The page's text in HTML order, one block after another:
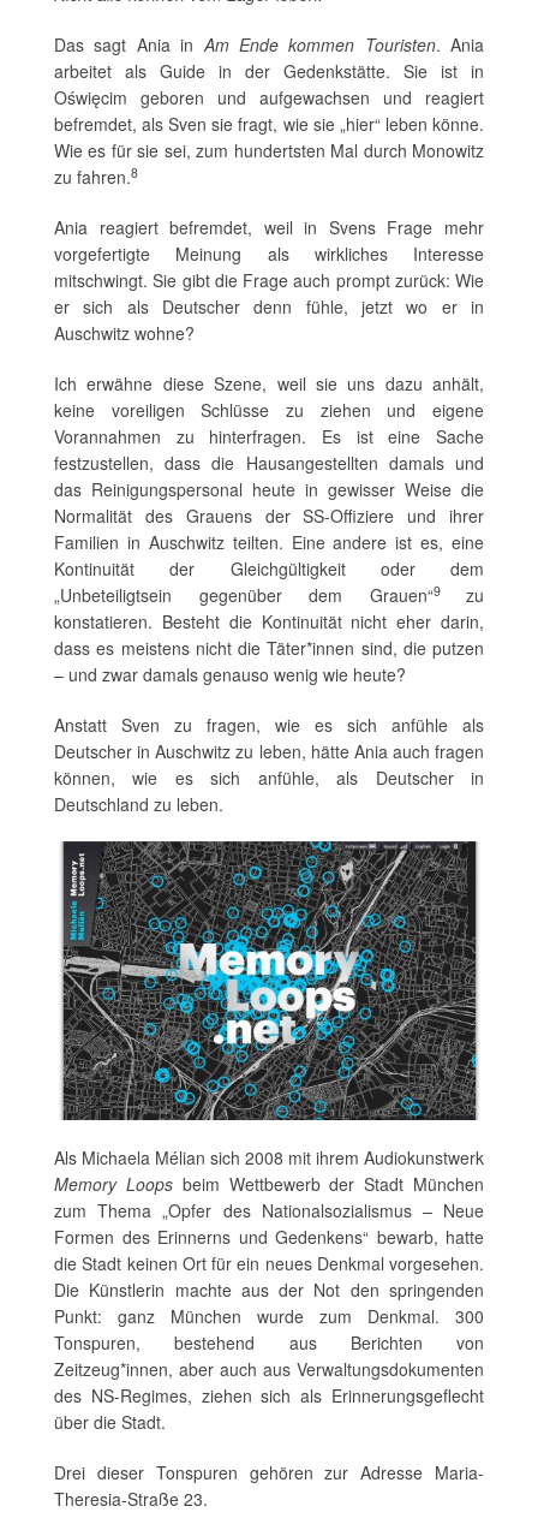
Das sagt Ania in Am Ende kommen Touristen. Ania
arbeitet als Guide in der Gedenkstätte. Sie ist in
Oświęcim geboren und aufgewachsen und reagiert
befremdet, als Sven sie fragt, wie sie „hier“ leben könne.
Wie es für sie sei, zum hundertsten Mal durch Monowitz
zu fahren.8
Ania reagiert befremdet, weil in Svens Frage mehr
vorgefertigte Meinung als wirkliches Interesse
mitschwingt. Sie gibt die Frage auch prompt zurück: Wie
er sich als Deutscher denn fühle, jetzt wo er in
Auschwitz wohne?
Ich erwähne diese Szene, weil sie uns dazu anhält,
keine voreiligen Schlüsse zu ziehen und eigene
Vorannahmen zu hinterfragen. Es ist eine Sache
festzustellen, dass die Hausangestellten damals und
das Reinigungspersonal heute in gewisser Weise die
Normalität des Grauens der SS-Offiziere und ihrer
Familien in Auschwitz teilten. Eine andere ist es, eine
Kontinuität der Gleichgültigkeit oder dem
„Unbeteiligtsein gegenüber dem Grauen“9 zu
konstatieren. Besteht die Kontinuität nicht eher darin,
dass es meistens nicht die Täter*innen sind, die putzen
– und zwar damals genauso wenig wie heute?
Anstatt Sven zu fragen, wie es sich anfühle als
Deutscher in Auschwitz zu leben, hätte Ania auch fragen
können, wie es sich anfühle, als Deutscher in
Deutschland zu leben.
Als Michaela Mélian sich 2008 mit ihrem Audiokunstwerk
Memory Loops beim Wettbewerb der Stadt München
zum Thema „Opfer des Nationalsozialismus – Neue
Formen des Erinnerns und Gedenkens“ bewarb, hatte
die Stadt keinen Ort für ein neues Denkmal vorgesehen.
Die Künstlerin machte aus der Not den springenden
Punkt: ganz München wurde zum Denkmal. 300
Tonspuren, bestehend aus Berichten von
Zeitzeug*innen, aber auch aus Verwaltungsdokumenten
des NS-Regimes, ziehen sich als Erinnerungsgeflecht
über die Stadt.
Drei dieser Tonspuren gehören zur Adresse Maria-
Theresia-Straße 23.